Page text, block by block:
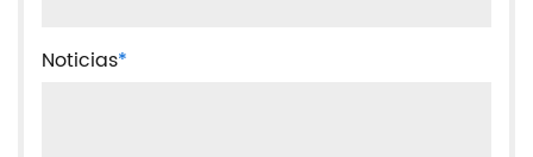
Noticias*